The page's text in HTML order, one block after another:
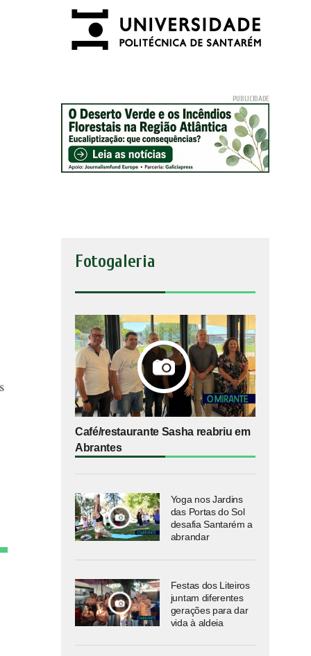
Fotogaleria
Café/restaurante Sasha reabriu em
Abrantes
Yoga nos Jardins
das Portas do Sol
desafia Santarém a
abrandar
Festas dos Liteiros
juntam diferentes
gerações para dar
vida à aldeia